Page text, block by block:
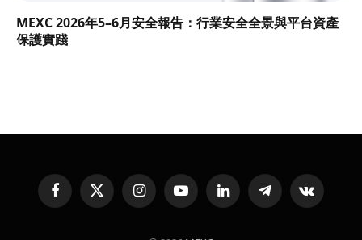
MEXC 2026年5–6月安全報告：行業安全全景與平台資產
保護實踐
FacebookX
(Twitter)
InstagramYouTubeLinkedInTelegramVKontakte